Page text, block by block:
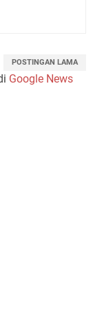
POSTINGAN LAMA
Google News